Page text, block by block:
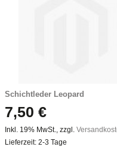
Schichtleder Leopard
7,50 €
Inkl. 19% MwSt., zzgl.
Lieferzeit: 2-3 Tage